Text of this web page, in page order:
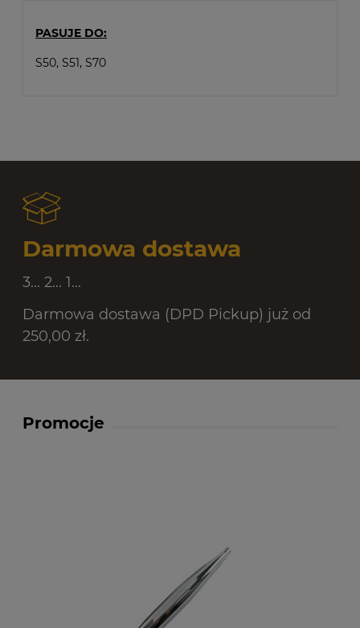
PASUJE DO:
S50, S51, S70
Darmowa dostawa
3... 2... 1...
Darmowa dostawa (DPD Pickup) już od
250,00 zł.
Promocje